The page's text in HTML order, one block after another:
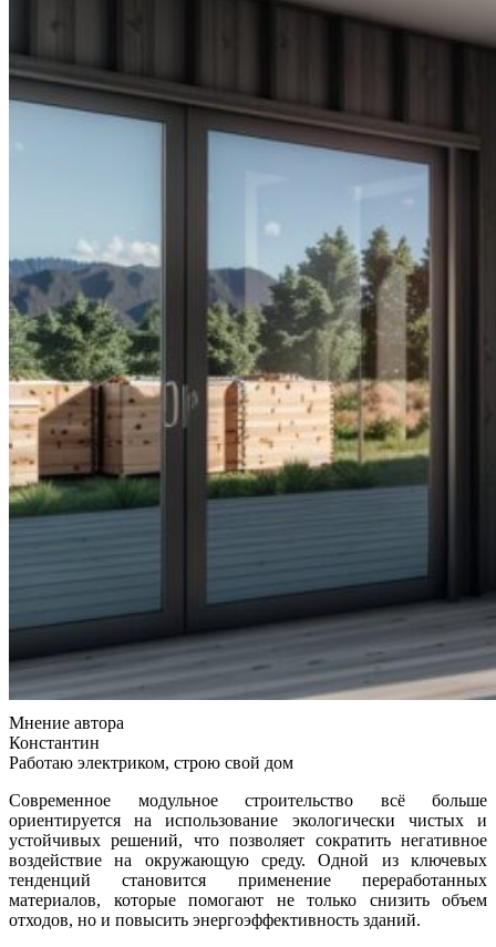
Мнение автора
Константин
Работаю электриком, строю свой дом
Современное модульное строительство всё больше
ориентируется на использование экологически чистых и
устойчивых решений, что позволяет сократить негативное
воздействие на окружающую среду. Одной из ключевых
тенденций становится применение переработанных
материалов, которые помогают не только снизить объем
отходов, но и повысить энергоэффективность зданий.